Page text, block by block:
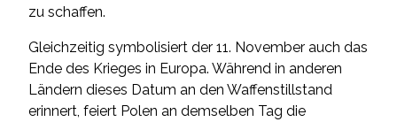
zu schaffen.
Gleichzeitig symbolisiert der 11. November auch das
Ende des Krieges in Europa. Während in anderen
Ländern dieses Datum an den Waffenstillstand
erinnert, feiert Polen an demselben Tag die